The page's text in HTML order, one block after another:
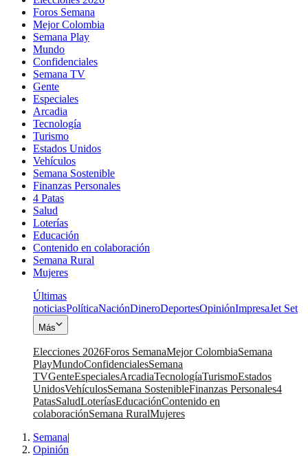
Foros Semana
Mejor Colombia
Semana Play
Mundo
Confidenciales
Semana TV
Gente
Especiales
Arcadia
Tecnología
Turismo
Estados Unidos
Vehículos
Semana Sostenible
Finanzas Personales
4 Patas
Salud
Loterías
Educación
Contenido en colaboración
Semana Rural
Mujeres
Últimas
noticiasPolíticaNaciónDineroDeportesOpiniónImpresaJet Set
Más
Elecciones 2026Foros SemanaMejor ColombiaSemana
PlayMundoConfidencialesSemana
TVGenteEspecialesArcadiaTecnologíaTurismoEstados
UnidosVehículosSemana SostenibleFinanzas Personales4
PatasSaludLoteríasEducaciónContenido en
colaboraciónSemana RuralMujeres
Semana|
Opinión